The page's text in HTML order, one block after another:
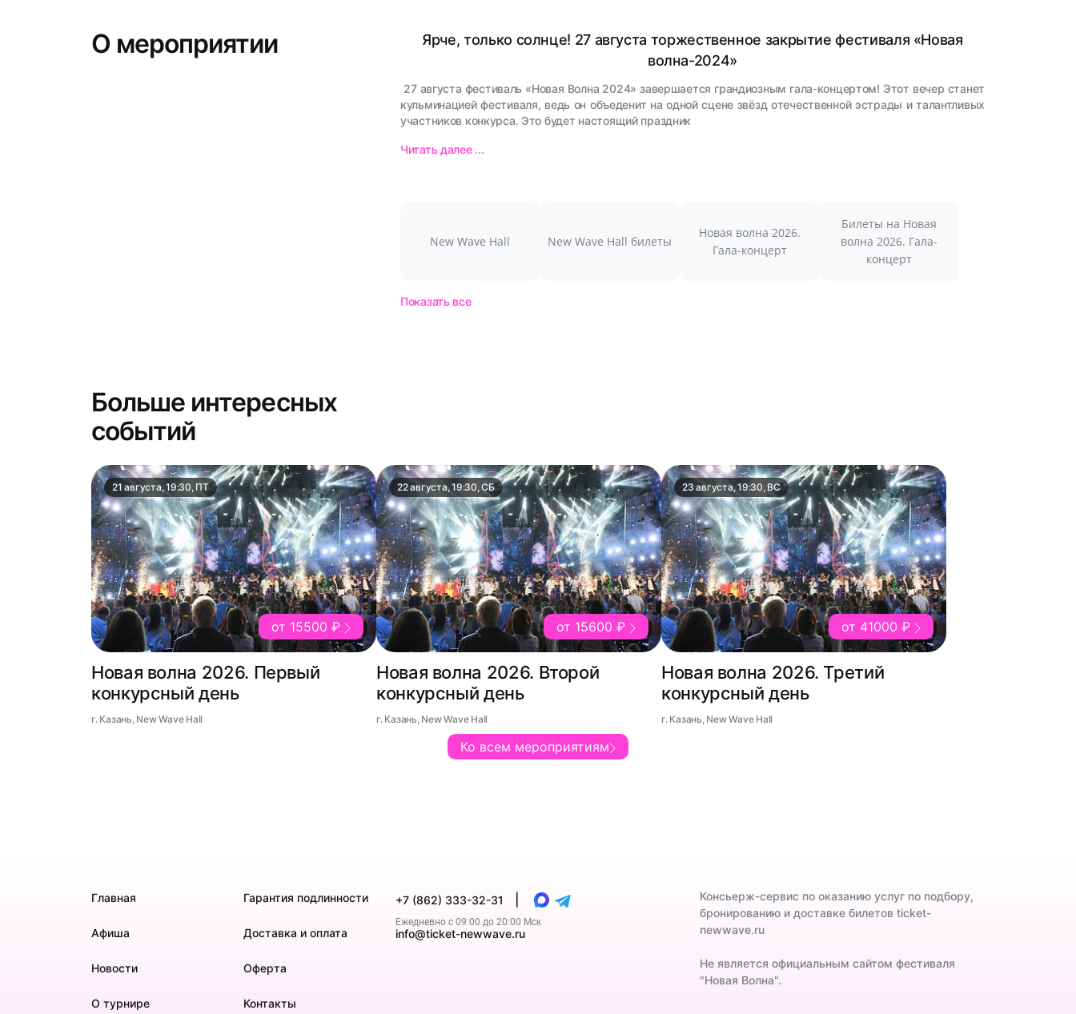
О мероприятии
Ярче, только солнце! 27 августа торжественное закрытие фестиваля «Новая
волна-2024»
27 августа фестиваль «Новая Волна 2024» завершается грандиозным гала-концертом! Этот вечер станет
кульминацией фестиваля, ведь он объеденит на одной сцене звёзд отечественной эстрады и талантливых
участников конкурса. Это будет настоящий праздник
Читать далее ...
New Wave Hall New Wave Hall билеты
Новая волна 2026.
Гала-концерт
Билеты на Новая
волна 2026. Гала-
концерт
Показать все
Больше интересных
событий
21 августа, 19:30, ПТ
от 15500 ₽
Новая волна 2026. Первый
конкурсный день
г. Казань, New Wave Hall
22 августа, 19:30, СБ
от 15600 ₽
Новая волна 2026. Второй
конкурсный день
г. Казань, New Wave Hall
23 августа, 19:30, ВС
от 41000 ₽
Новая волна 2026. Третий
конкурсный день
г. Казань, New Wave Hall
Ко всем мероприятиям
Главная
Афиша
Новости
О турнире
Гарантия подлинности
Доставка и оплата
Оферта
Контакты
+7 (862) 333-32-31
Ежедневно с 09:00 до 20:00 Мск
info@ticket-newwave.ru
Консьерж-сервис по оказанию услуг по подбору,
бронированию и доставке билетов ticket-
newwave.ru
Не является официальным сайтом фестиваля
"Новая Волна".